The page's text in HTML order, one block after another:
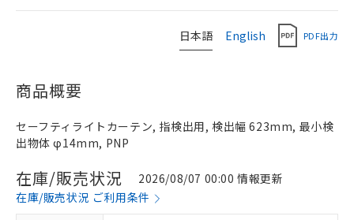
日本語 English PDF出力
商品概要
セーフティライトカーテン, 指検出用, 検出幅 623mm, 最小検
出物体 φ14mm, PNP
在庫/販売状況
2026/08/07 00:00 情報更新
在庫/販売状況 ご利用条件